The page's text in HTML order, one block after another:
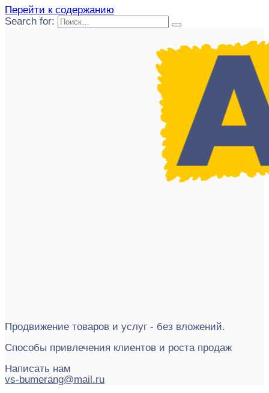
Перейти к содержанию
Search for:
Продвижение товаров и услуг - без вложений.
Способы привлечения клиентов и роста продаж
Написать нам
vs-bumerang@mail.ru